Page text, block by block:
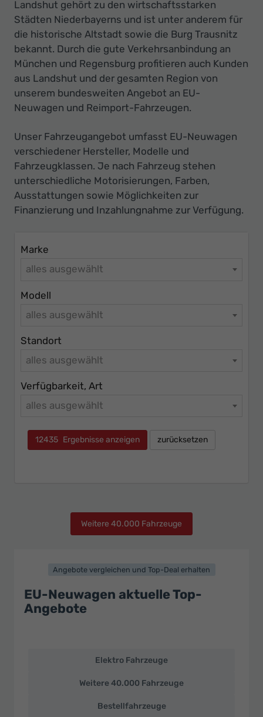
Landshut gehört zu den wirtschaftsstarken
Städten Niederbayerns und ist unter anderem für
die historische Altstadt sowie die Burg Trausnitz
bekannt. Durch die gute Verkehrsanbindung an
München und Regensburg profitieren auch Kunden
aus Landshut und der gesamten Region von
unserem bundesweiten Angebot an EU-
Neuwagen und Reimport-Fahrzeugen.
Unser Fahrzeugangebot umfasst EU-Neuwagen
verschiedener Hersteller, Modelle und
Fahrzeugklassen. Je nach Fahrzeug stehen
unterschiedliche Motorisierungen, Farben,
Ausstattungen sowie Möglichkeiten zur
Finanzierung und Inzahlungnahme zur Verfügung.
Marke
alles ausgewählt
Modell
alles ausgewählt
Standort
alles ausgewählt
Verfügbarkeit, Art
alles ausgewählt
12435 Ergebnisse anzeigen zurücksetzen
Weitere 40.000 Fahrzeuge
Angebote vergleichen und Top-Deal erhalten
EU-Neuwagen aktuelle Top-
Angebote
Neuwagen
Elektro Fahrzeuge
Weitere 40.000 Fahrzeuge
Bestellfahrzeuge